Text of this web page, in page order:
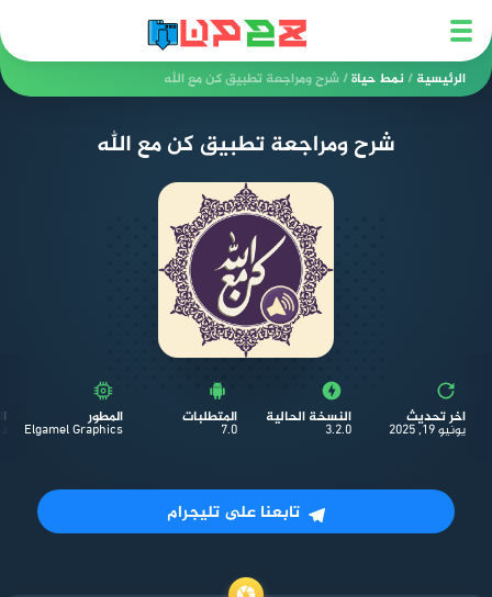
الرئيسية / نمط حياة/شرح ومراجعة تطبيق كن مع الله
شرح ومراجعة تطبيق كن مع الله
اخر تحديث
يونيو 19, 2025
النسخة الحالية
3.2.0
المتطلبات
7.0
المطور
Elgamel Graphics
تابعنا على تليجرام